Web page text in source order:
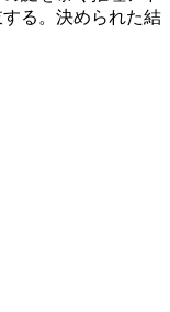
る。決められた結